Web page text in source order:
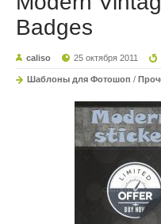
Badges
caliso 25 октября 2011
Шаблоны для Фотошоп /